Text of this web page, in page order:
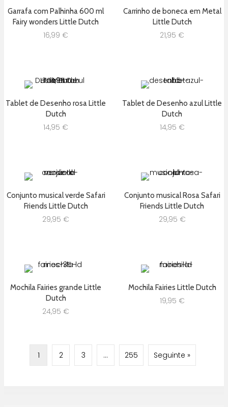
Garrafa com Palhinha 600 ml
Fairy wonders Little Dutch
16,99 €
Carrinho de boneca em Metal
Little Dutch
21,95 €
Tablet de Desenho rosa Little
Dutch
14,95 €
Tablet de Desenho azul Little
Dutch
14,95 €
Conjunto musical verde Safari
Friends Little Dutch
29,95 €
Conjunto musical Rosa Safari
Friends Little Dutch
29,95 €
Mochila Fairies grande Little
Dutch
24,95 €
Mochila Fairies Little Dutch
19,95 €
1 2 3 … 255 Seguinte »